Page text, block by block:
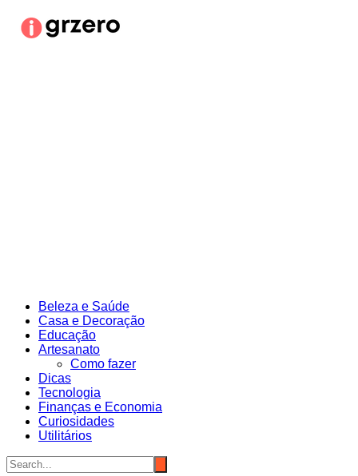
para
Beleza e Saúde
Casa e Decoração
Educação
Artesanato
Como fazer
Dicas
Tecnologia
Finanças e Economia
Curiosidades
Utilitários